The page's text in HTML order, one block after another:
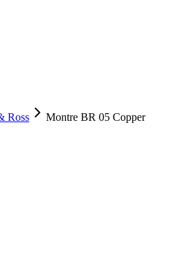
Ross
Montre BR 05 Copper